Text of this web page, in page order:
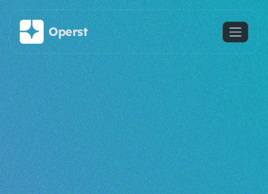
Saltar al contenido principal
Operst